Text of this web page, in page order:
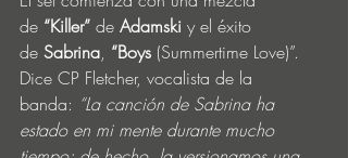
de “Killer” de Adamski y el éxito
de Sabrina, “Boys (Summertime Love)”.
Dice CP Fletcher, vocalista de la
banda: “La canción de Sabrina ha
estado en mi mente durante mucho